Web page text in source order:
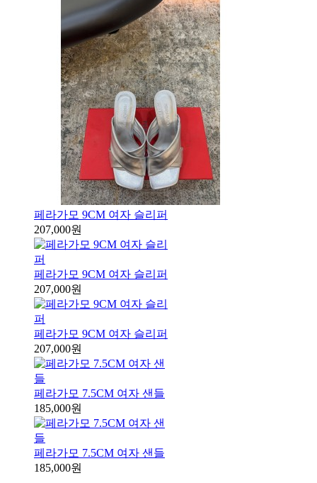
페라가모 9CM 여자 슬리퍼
207,000원
페라가모 9CM 여자 슬리퍼
207,000원
페라가모 9CM 여자 슬리퍼
207,000원
페라가모 7.5CM 여자 샌들
185,000원
페라가모 7.5CM 여자 샌들
185,000원